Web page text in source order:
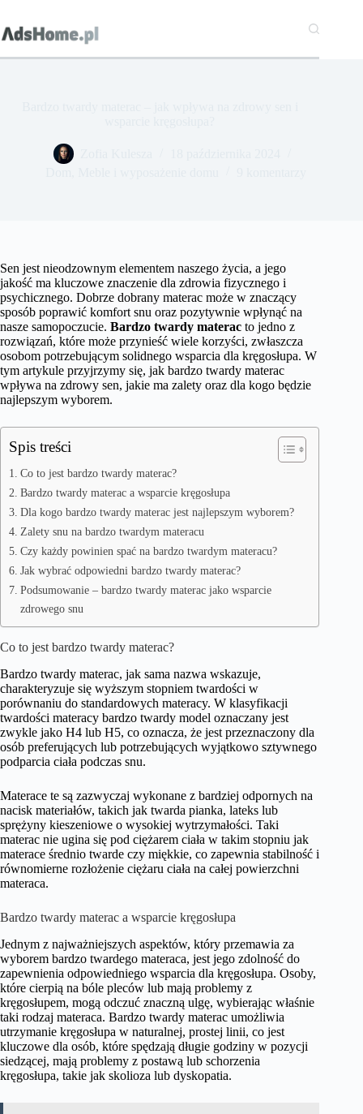
treści
Sen jest nieodzownym elementem naszego życia, a jego
jakość ma kluczowe znaczenie dla zdrowia fizycznego i
psychicznego. Dobrze dobrany materac może w znaczący
sposób poprawić komfort snu oraz pozytywnie wpłynąć na
nasze samopoczucie. Bardzo twardy materac to jedno z
rozwiązań, które może przynieść wiele korzyści, zwłaszcza
osobom potrzebującym solidnego wsparcia dla kręgosłupa. W
tym artykule przyjrzymy się, jak bardzo twardy materac
wpływa na zdrowy sen, jakie ma zalety oraz dla kogo będzie
najlepszym wyborem.
Spis treści
Co to jest bardzo twardy materac?
Bardzo twardy materac a wsparcie kręgosłupa
Dla kogo bardzo twardy materac jest najlepszym wyborem?
Zalety snu na bardzo twardym materacu
Czy każdy powinien spać na bardzo twardym materacu?
Jak wybrać odpowiedni bardzo twardy materac?
Podsumowanie – bardzo twardy materac jako wsparcie
zdrowego snu
Co to jest bardzo twardy materac?
Bardzo twardy materac, jak sama nazwa wskazuje,
charakteryzuje się wyższym stopniem twardości w
porównaniu do standardowych materacy. W klasyfikacji
twardości materacy bardzo twardy model oznaczany jest
zwykle jako H4 lub H5, co oznacza, że jest przeznaczony dla
osób preferujących lub potrzebujących wyjątkowo sztywnego
podparcia ciała podczas snu.
Materace te są zazwyczaj wykonane z bardziej odpornych na
nacisk materiałów, takich jak twarda pianka, lateks lub
sprężyny kieszeniowe o wysokiej wytrzymałości. Taki
materac nie ugina się pod ciężarem ciała w takim stopniu jak
materace średnio twarde czy miękkie, co zapewnia stabilność i
równomierne rozłożenie ciężaru ciała na całej powierzchni
materaca.
Bardzo twardy materac a wsparcie kręgosłupa
Jednym z najważniejszych aspektów, który przemawia za
wyborem bardzo twardego materaca, jest jego zdolność do
zapewnienia odpowiedniego wsparcia dla kręgosłupa. Osoby,
które cierpią na bóle pleców lub mają problemy z
kręgosłupem, mogą odczuć znaczną ulgę, wybierając właśnie
taki rodzaj materaca. Bardzo twardy materac umożliwia
utrzymanie kręgosłupa w naturalnej, prostej linii, co jest
kluczowe dla osób, które spędzają długie godziny w pozycji
siedzącej, mają problemy z postawą lub schorzenia
kręgosłupa, takie jak skolioza lub dyskopatia.